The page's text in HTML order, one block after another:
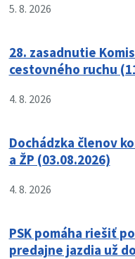
5. 8. 2026
28. zasadnutie
cestovného ruchu
4. 8. 2026
Dochádzka členov
a ŽP (03.08.2026)
4. 8. 2026
PSK pomáha riešiť
predajne jazdia už